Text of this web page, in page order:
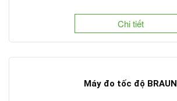
Chi tiết
Máy đo tốc độ BRAUN